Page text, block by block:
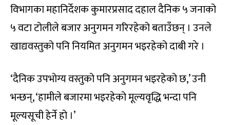
विभागका महानिर्देशक कुमारप्रसाद दहाल दैनिक ५ जनाको
५ वटा टोलीले बजार अनुगमन गरिरहेको बताउँछन् । उनले
खाद्यवस्तुको पनि नियमित अनुगमन भइरहेको दाबी गरे ।
‘दैनिक उपभोग्य वस्तुको पनि अनुगमन भइरहेको छ,’ उनी
भन्छन्, ‘हामीले बजारमा भइरहेको मूल्यवृद्धि भन्दा पनि
मूल्यसूची हेर्ने हो ।’